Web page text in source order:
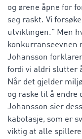
og ørene åpne for
seg raskt. Vi
utviklingen." Men
konkurranseevnen
Johansson
fordi vi aldri slutter
Når det gjelder
og raske til å endre
Johansson sier
kabotasje, som er
viktig at alle